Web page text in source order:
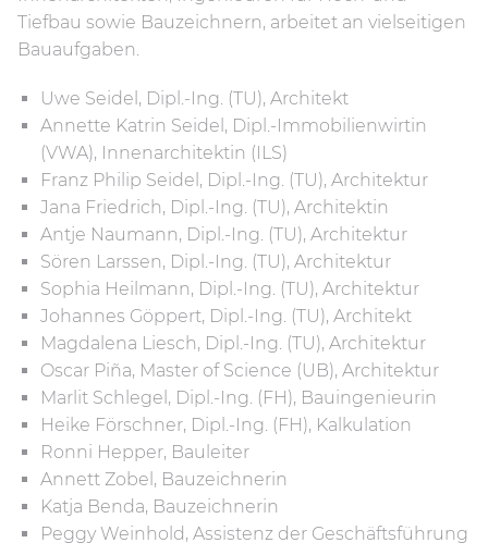
Tiefbau sowie Bauzeichnern, arbeitet an vielseitigen
Bauaufgaben.
Uwe Seidel, Dipl.-Ing. (TU), Architekt
Annette Katrin Seidel, Dipl.-Immobilienwirtin
(VWA), Innenarchitektin (ILS)
Franz Philip Seidel, Dipl.-Ing. (TU), Architektur
Jana Friedrich, Dipl.-Ing. (TU), Architektin
Antje Naumann, Dipl.-Ing. (TU), Architektur
Sören Larssen, Dipl.-Ing. (TU), Architektur
Sophia Heilmann, Dipl.-Ing. (TU), Architektur
Johannes Göppert, Dipl.-Ing. (TU), Architekt
Magdalena Liesch, Dipl.-Ing. (TU), Architektur
Oscar Piña, Master of Science (UB), Architektur
Marlit Schlegel, Dipl.-Ing. (FH), Bauingenieurin
Heike Förschner, Dipl.-Ing. (FH), Kalkulation
Ronni Hepper, Bauleiter
Annett Zobel, Bauzeichnerin
Katja Benda, Bauzeichnerin
Peggy Weinhold, Assistenz der Geschäftsführung